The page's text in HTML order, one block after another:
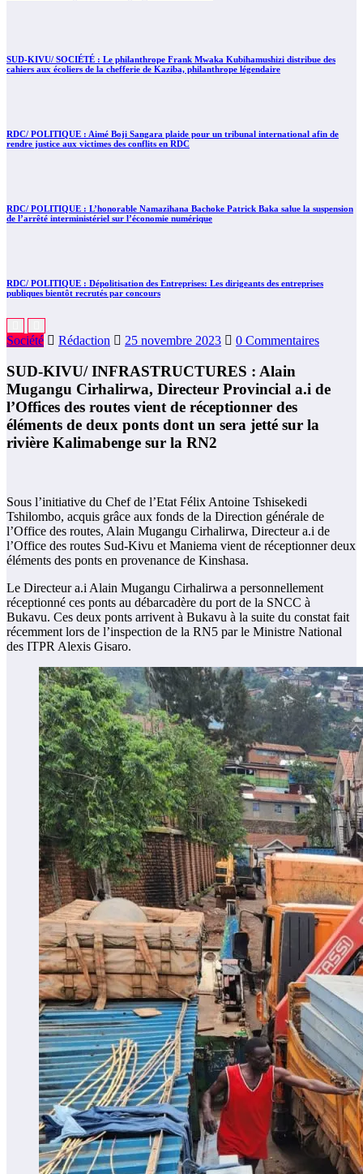
SUD-KIVU/ SOCIÉTÉ : Le philanthrope Frank Mwaka Kubihamushizi distribue des
cahiers aux écoliers de la chefferie de Kaziba, philanthrope légendaire
RDC/ POLITIQUE : Aimé Boji Sangara plaide pour un tribunal international afin de
rendre justice aux victimes des conflits en RDC
RDC/ POLITIQUE : L’honorable Namazihana Bachoke Patrick Baka salue la suspension
de l’arrêté interministériel sur l’économie numérique
RDC/ POLITIQUE : Dépolitisation des Entreprises: Les dirigeants des entreprises
publiques bientôt recrutés par concours
Société Rédaction 25 novembre 2023 0 Commentaires
SUD-KIVU/ INFRASTRUCTURES : Alain
Mugangu Cirhalirwa, Directeur Provincial a.i de
l’Offices des routes vient de réceptionner des
éléments de deux ponts dont un sera jetté sur la
rivière Kalimabenge sur la RN2
Sous l’initiative du Chef de l’Etat Félix Antoine Tshisekedi
Tshilombo, acquis grâce aux fonds de la Direction générale de
l’Office des routes, Alain Mugangu Cirhalirwa, Directeur a.i de
l’Office des routes Sud-Kivu et Maniema vient de réceptionner deux
éléments des ponts en provenance de Kinshasa.
Le Directeur a.i Alain Mugangu Cirhalirwa a personnellement
réceptionné ces ponts au débarcadère du port de la SNCC à
Bukavu. Ces deux ponts arrivent à Bukavu à la suite du constat fait
récemment lors de l’inspection de la RN5 par le Ministre National
des ITPR Alexis Gisaro.